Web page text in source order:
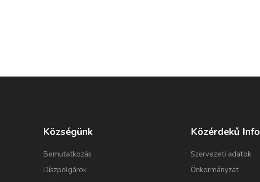
Községünk
Bemutatkozás
Díszpolgárok
Közérdekű
Szervezeti adatok
Önkormányzat